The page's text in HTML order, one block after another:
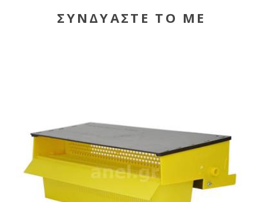
ΣΥΝΔΥΑΣΤΕ ΤΟ ΜΕ